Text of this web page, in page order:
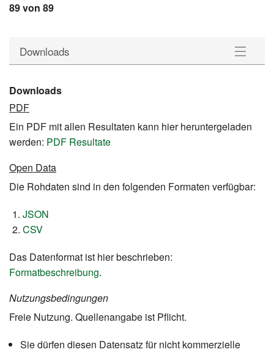
89 von 89
Downloads
Wahlkreise
Statistik
Downloads
Downloads
PDF
Ein PDF mit allen Resultaten kann hier heruntergeladen
werden: PDF Resultate
Open Data
Die Rohdaten sind in den folgenden Formaten verfügbar:
JSON
CSV
Das Datenformat ist hier beschrieben:
Formatbeschreibung.
Nutzungsbedingungen
Freie Nutzung. Quellenangabe ist Pflicht.
Sie dürfen diesen Datensatz für nicht kommerzielle